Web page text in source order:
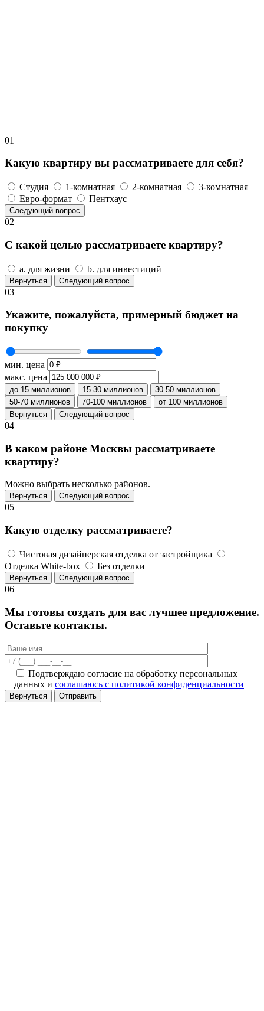
01
Какую квартиру вы рассматриваете для себя?
Студия 1-комнатная 2-комнатная
3-комнатная
Евро-формат
Пентхаус
Следующий вопрос
02
С какой целью рассматриваете квартиру?
a. для жизни b. для инвестиций
Вернуться Следующий вопрос
03
Укажите, пожалуйста, примерный бюджет на
покупку
мин. цена
макс. цена
до 15 миллионов 15-30 миллионов
30-50 миллионов
50-70 миллионов
70-100 миллионов
от 100 миллионов
Вернуться
Следующий вопрос
04
В каком районе Москвы рассматриваете
квартиру?
Можно выбрать несколько районов.
Вернуться Следующий вопрос
05
Какую отделку рассматриваете?
Чистовая дизайнерская отделка от застройщика
Отделка White-box
Без отделки
Вернуться Следующий вопрос
06
Мы готовы создать для вас лучшее предложение.
Оставьте контакты.
Подтверждаю согласие на обработку персональных
данных и соглашаюсь с политикой конфиденциальности
Вернуться